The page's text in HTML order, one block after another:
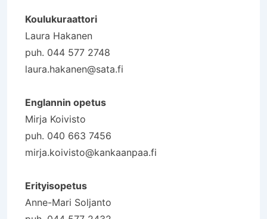
Koulukuraattori
Laura Hakanen
puh. 044 577 2748
laura.hakanen@sata.fi
Englannin opetus
Mirja Koivisto
puh. 040 663 7456
mirja.koivisto@kankaanpaa.fi
Erityisopetus
Anne-Mari Soljanto